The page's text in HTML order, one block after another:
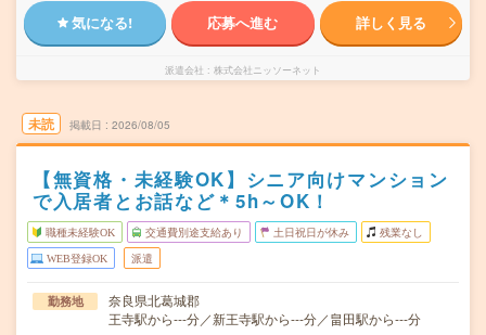
気になる! 応募へ進む 詳しく見る
派遣会社 株式会社ニッソーネット
未読 掲載日 2026/08/05
【無資格・未経験OK】シニア向けマンション
で入居者とお話など＊5h～OK！
職種未経験OK 交通費別途支給あり 土日祝日が休み 残業なし
WEB登録OK 派遣
勤務地
奈良県北葛城郡
王寺駅から---分／新王寺駅から---分／畠田駅から---分